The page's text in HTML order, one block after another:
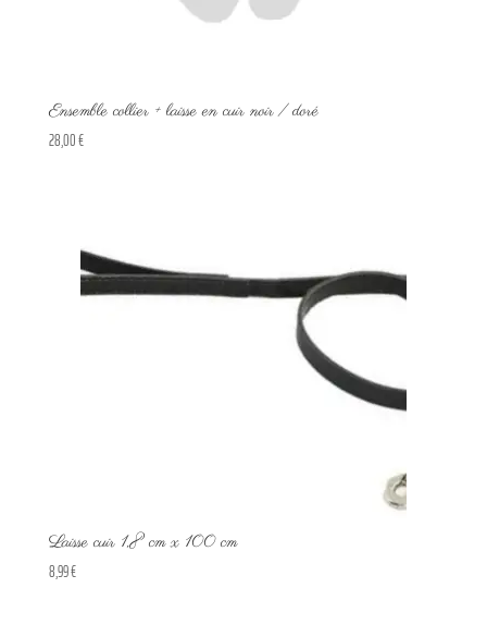
Ensemble collier + laisse en cuir noir / doré
28,00€
Laisse cuir 1,8 cm x 100 cm
8,99€